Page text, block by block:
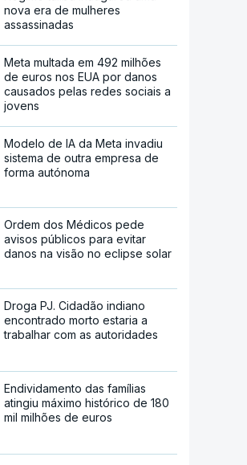
nova era de mulheres
assassinadas
Meta multada em 492 milhões
de euros nos EUA por danos
causados pelas redes sociais a
jovens
Modelo de IA da Meta invadiu
sistema de outra empresa de
forma autónoma
Ordem dos Médicos pede
avisos públicos para evitar
danos na visão no eclipse solar
Droga PJ. Cidadão indiano
encontrado morto estaria a
trabalhar com as autoridades
Endividamento das famílias
atingiu máximo histórico de 180
mil milhões de euros